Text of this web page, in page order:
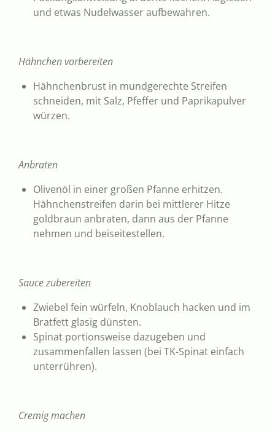
und etwas Nudelwasser aufbewahren.
Hähnchen vorbereiten
Hähnchenbrust in mundgerechte Streifen
schneiden, mit Salz, Pfeffer und Paprikapulver
würzen.
Anbraten
Olivenöl in einer großen Pfanne erhitzen.
Hähnchenstreifen darin bei mittlerer Hitze
goldbraun anbraten, dann aus der Pfanne
nehmen und beiseitestellen.
Sauce zubereiten
Zwiebel fein würfeln, Knoblauch hacken und im
Bratfett glasig dünsten.
Spinat portionsweise dazugeben und
zusammenfallen lassen (bei TK-Spinat einfach
unterrühren).
Cremig machen